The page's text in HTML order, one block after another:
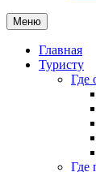
Меню
Главная
Туристу
Где
Где